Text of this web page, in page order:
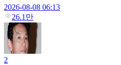
2026-08-08 06:13
26.1만
2